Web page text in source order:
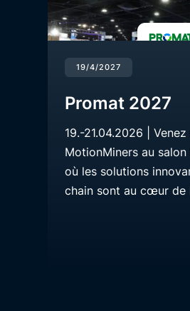
19/4/2027
Promat 2027
19.-21.04.2026 |
MotionMiners au
où les solutions
chain sont au cœur de